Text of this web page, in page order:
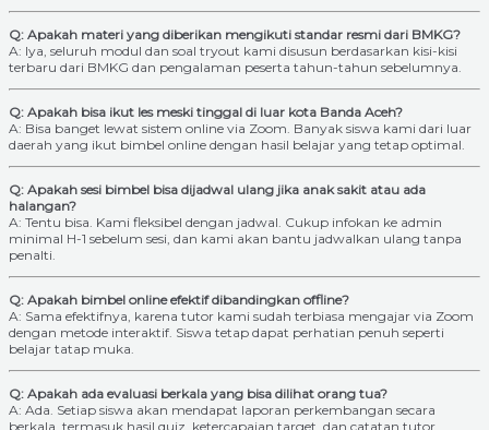
Q: Apakah materi yang diberikan mengikuti standar resmi dari BMKG?
A: Iya, seluruh modul dan soal tryout kami disusun berdasarkan kisi-kisi
terbaru dari BMKG dan pengalaman peserta tahun-tahun sebelumnya.
Q: Apakah bisa ikut les meski tinggal di luar kota Banda Aceh?
A: Bisa banget lewat sistem online via Zoom. Banyak siswa kami dari luar
daerah yang ikut bimbel online dengan hasil belajar yang tetap optimal.
Q: Apakah sesi bimbel bisa dijadwal ulang jika anak sakit atau ada
halangan?
A: Tentu bisa. Kami fleksibel dengan jadwal. Cukup infokan ke admin
minimal H-1 sebelum sesi, dan kami akan bantu jadwalkan ulang tanpa
penalti.
Q: Apakah bimbel online efektif dibandingkan offline?
A: Sama efektifnya, karena tutor kami sudah terbiasa mengajar via Zoom
dengan metode interaktif. Siswa tetap dapat perhatian penuh seperti
belajar tatap muka.
Q: Apakah ada evaluasi berkala yang bisa dilihat orang tua?
A: Ada. Setiap siswa akan mendapat laporan perkembangan secara
berkala, termasuk hasil quiz, ketercapaian target, dan catatan tutor.